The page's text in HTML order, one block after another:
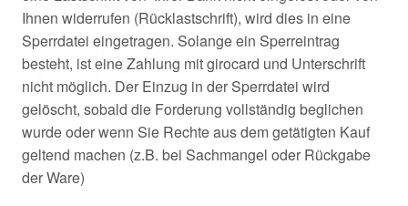
Ihnen widerrufen (Rücklastschrift), wird dies in eine
Sperrdatei eingetragen. Solange ein Sperreintrag
besteht, ist eine Zahlung mit girocard und Unterschrift
nicht möglich. Der Einzug in der Sperrdatei wird
gelöscht, sobald die Forderung vollständig beglichen
wurde oder wenn Sie Rechte aus dem getätigten Kauf
geltend machen (z.B. bei Sachmangel oder Rückgabe
der Ware)